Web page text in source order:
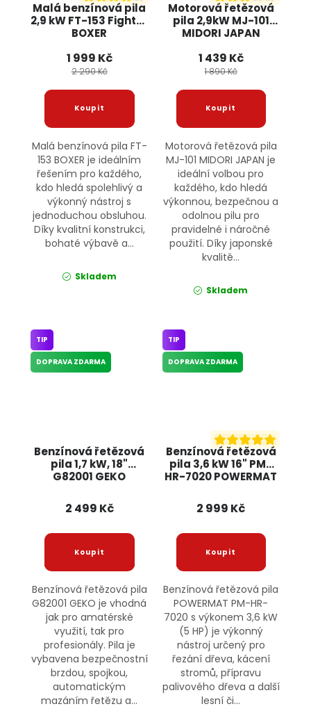
Malá benzínová pila
2,9 kW FT-153 Fighter
BOXER
1 999 Kč
2 290 Kč
Malá benzínová pila FT-
153 BOXER je ideálním
řešením pro každého,
kdo hledá spolehlivý a
výkonný nástroj s
jednoduchou obsluhou.
Díky kvalitní konstrukci,
bohaté výbavě a...
Skladem
Motorová řetězová
pila 2,9kW MJ-101
MIDORI JAPAN
1 439 Kč
1 890 Kč
Motorová řetězová pila
MJ-101 MIDORI JAPAN je
ideální volbou pro
každého, kdo hledá
výkonnou, bezpečnou a
odolnou pilu pro
pravidelné i náročné
použití. Díky japonské
kvalitě...
Skladem
Benzínová řetězová
pila 1,7 kW, 18"
G82001 GEKO
TIP
DOPRAVA ZDARMA
2 499 Kč
Benzínová řetězová pila
G82001 GEKO je vhodná
jak pro amatérské
využití, tak pro
profesionály. Pila je
vybavena bezpečnostní
brzdou, spojkou,
automatickým
mazáním řetězu a...
Benzínová řetězová
pila 3,6 kW 16" PM-
HR-7020 POWERMAT
TIP
DOPRAVA ZDARMA
2 999 Kč
Benzínová řetězová pila
POWERMAT PM-HR-
7020 s výkonem 3,6 kW
(5 HP) je výkonný
nástroj určený pro
řezání dřeva, kácení
stromů, přípravu
palivového dřeva a další
lesní či...